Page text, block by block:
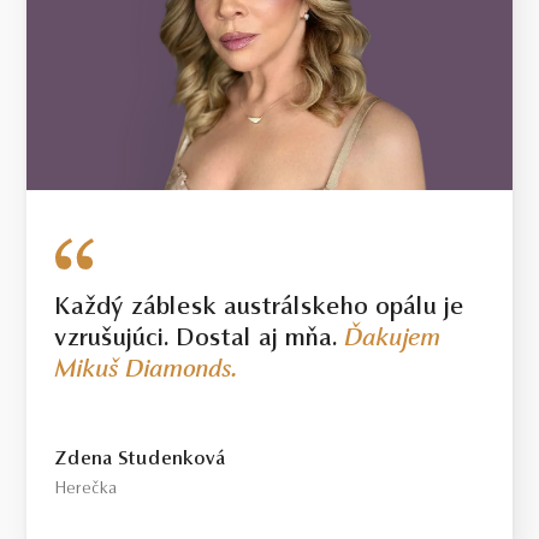
5.5 g
VÁHA
V prípade šperku vyrobeného na mieru sa môže hmotnosť
použitých diamantov líšiť od uvedenej hmotnosti o 5%. Pri
diamantoch o hmotnosti 0.30ct a vyššej bude dodržaná uvedená
šperkoch môže od uvedenej hmotnosti líšiť o 20%.
Každý záblesk austrálskeho opálu je
vzrušujúci. Dostal aj mňa.Ďakujem
Mikuš Diamonds.
Zdena Studenková
Herečka